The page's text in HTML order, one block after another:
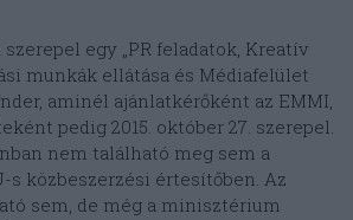
egy „PR feladatok, Kreatív
munkák ellátása és Médiafelület
aminél ajánlatkérőként az EMMI,
pedig 2015. október 27. szerepel.
nem található meg sem a
s közbeszerzési értesítőben. Az
sem, de még a minisztérium